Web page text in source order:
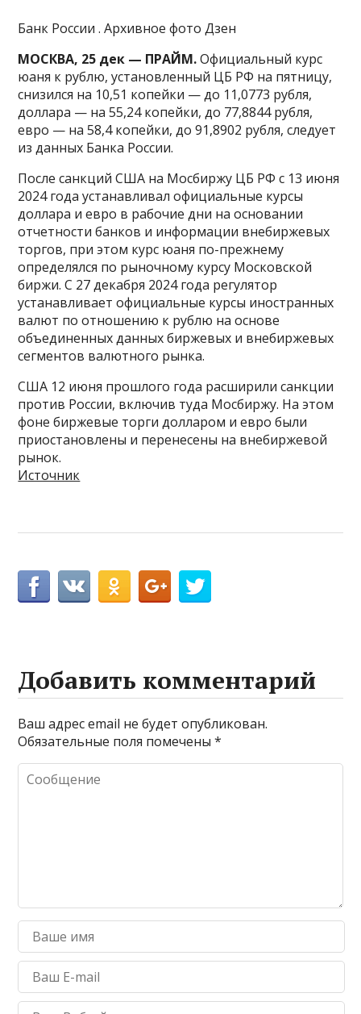
Банк России . Архивное фото Дзен
МОСКВА, 25 дек — ПРАЙМ.Официальный курс
юаня к рублю, установленный ЦБ РФ на пятницу,
снизился на 10,51 копейки — до 11,0773 рубля,
доллара — на 55,24 копейки, до 77,8844 рубля,
евро — на 58,4 копейки, до 91,8902 рубля, следует
из данных Банка России.
После санкций США на Мосбиржу ЦБ РФ с 13 июня
2024 года устанавливал официальные курсы
доллара и евро в рабочие дни на основании
отчетности банков и информации внебиржевых
торгов, при этом курс юаня по-прежнему
определялся по рыночному курсу Московской
биржи. С 27 декабря 2024 года регулятор
устанавливает официальные курсы иностранных
валют по отношению к рублю на основе
объединенных данных биржевых и внебиржевых
сегментов валютного рынка.
США 12 июня прошлого года расширили санкции
против России, включив туда Мосбиржу. На этом
фоне биржевые торги долларом и евро были
приостановлены и перенесены на внебиржевой
рынок.
Источник
Добавить комментарий
Ваш адрес email не будет опубликован.
Обязательные поля помечены*